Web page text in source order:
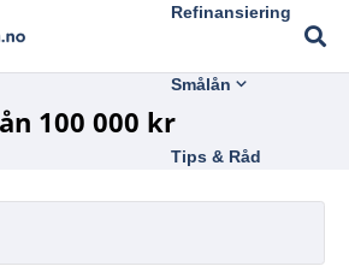
Refinansiering
Smålån
Tips & Råd
100 000 kr